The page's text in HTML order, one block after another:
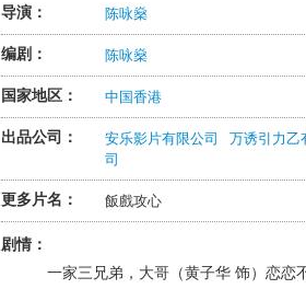
导演： 陈咏燊
编剧： 陈咏燊
国家地区： 中国香港
出品公司： 安乐影片有限公司 万诱引力乙
司
更多片名： 飯戲攻心
剧情：
一家三兄弟，大哥（黄子华 饰）恋恋